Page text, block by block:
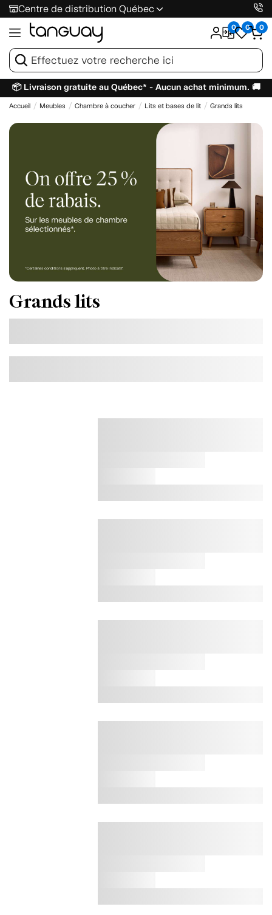
Centre de distribution Québec
0 0 0
📦 Livraison gratuite au Québec* - Aucun achat minimum. 🚚
Accueil Meubles Chambre à coucher Lits et bases de lit Grands lits
Grands lits